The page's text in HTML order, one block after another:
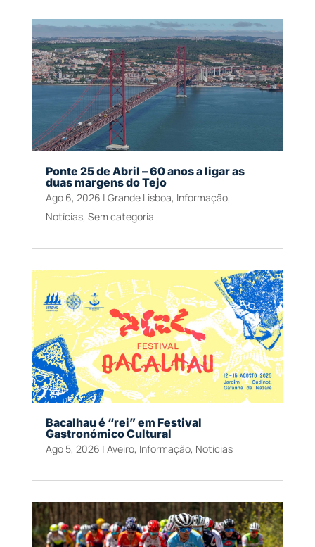
Ponte 25 de Abril – 60 anos a ligar as
duas margens do Tejo
Ago 6, 2026 | Grande Lisboa, Informação,
Notícias, Sem categoria
Bacalhau é “rei” em Festival
Gastronómico Cultural
Ago 5, 2026 | Aveiro, Informação, Notícias